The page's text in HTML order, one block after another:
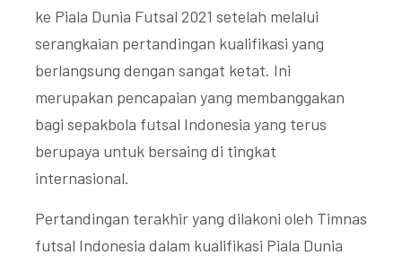
ke Piala Dunia Futsal 2021 setelah melalui
serangkaian pertandingan kualifikasi yang
berlangsung dengan sangat ketat. Ini
merupakan pencapaian yang membanggakan
bagi sepakbola futsal Indonesia yang terus
berupaya untuk bersaing di tingkat
internasional.
Pertandingan terakhir yang dilakoni oleh Timnas
futsal Indonesia dalam kualifikasi Piala Dunia